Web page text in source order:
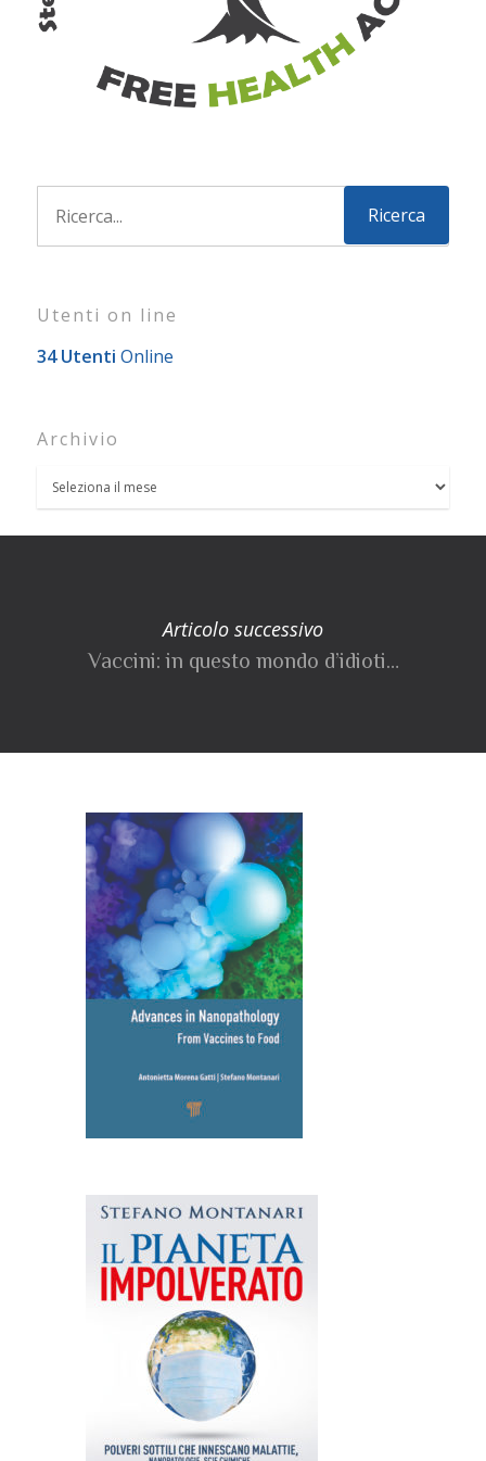
Utenti on line
34 Utenti Online
Archivio
Articolo successivo
Vaccini: in questo mondo d’idioti…